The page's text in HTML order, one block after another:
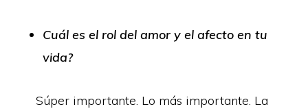
Cuál es el rol del amor y el afecto en tu
vida?
Súper importante. Lo más importante. La